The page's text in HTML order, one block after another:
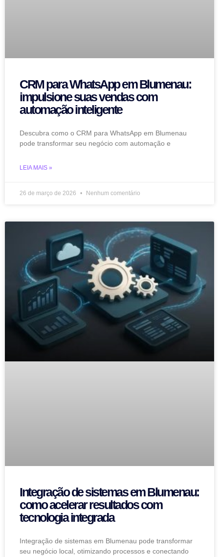
CRM para WhatsApp em Blumenau:
impulsione suas vendas com
automação inteligente
Descubra como o CRM para WhatsApp em Blumenau
pode transformar seu negócio com automação e
LEIA MAIS »
26 de março de 2026 Nenhum comentário
Integração de sistemas em Blumenau:
como acelerar resultados com
tecnologia integrada
Integração de sistemas em Blumenau pode transformar
seu negócio local, otimizando processos e conectando